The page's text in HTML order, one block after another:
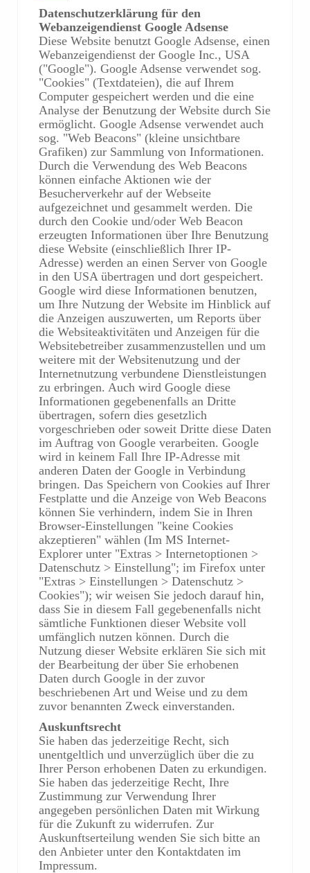
Datenschutzerklärung für den
Webanzeigendienst Google Adsense
Diese Website benutzt Google Adsense, einen
Webanzeigendienst der Google Inc., USA
("Google"). Google Adsense verwendet sog.
"Cookies" (Textdateien), die auf Ihrem
Computer gespeichert werden und die eine
Analyse der Benutzung der Website durch Sie
ermöglicht. Google Adsense verwendet auch
sog. "Web Beacons" (kleine unsichtbare
Grafiken) zur Sammlung von Informationen.
Durch die Verwendung des Web Beacons
können einfache Aktionen wie der
Besucherverkehr auf der Webseite
aufgezeichnet und gesammelt werden. Die
durch den Cookie und/oder Web Beacon
erzeugten Informationen über Ihre Benutzung
diese Website (einschließlich Ihrer IP-
Adresse) werden an einen Server von Google
in den USA übertragen und dort gespeichert.
Google wird diese Informationen benutzen,
um Ihre Nutzung der Website im Hinblick auf
die Anzeigen auszuwerten, um Reports über
die Websiteaktivitäten und Anzeigen für die
Websitebetreiber zusammenzustellen und um
weitere mit der Websitenutzung und der
Internetnutzung verbundene Dienstleistungen
zu erbringen. Auch wird Google diese
Informationen gegebenenfalls an Dritte
übertragen, sofern dies gesetzlich
vorgeschrieben oder soweit Dritte diese Daten
im Auftrag von Google verarbeiten. Google
wird in keinem Fall Ihre IP-Adresse mit
anderen Daten der Google in Verbindung
bringen. Das Speichern von Cookies auf Ihrer
Festplatte und die Anzeige von Web Beacons
können Sie verhindern, indem Sie in Ihren
Browser-Einstellungen "keine Cookies
akzeptieren" wählen (Im MS Internet-
Explorer unter "Extras > Internetoptionen >
Datenschutz > Einstellung"; im Firefox unter
"Extras > Einstellungen > Datenschutz >
Cookies"); wir weisen Sie jedoch darauf hin,
dass Sie in diesem Fall gegebenenfalls nicht
sämtliche Funktionen dieser Website voll
umfänglich nutzen können. Durch die
Nutzung dieser Website erklären Sie sich mit
der Bearbeitung der über Sie erhobenen
Daten durch Google in der zuvor
beschriebenen Art und Weise und zu dem
zuvor benannten Zweck einverstanden.
Auskunftsrecht
Sie haben das jederzeitige Recht, sich
unentgeltlich und unverzüglich über die zu
Ihrer Person erhobenen Daten zu erkundigen.
Sie haben das jederzeitige Recht, Ihre
Zustimmung zur Verwendung Ihrer
angegeben persönlichen Daten mit Wirkung
für die Zukunft zu widerrufen. Zur
Auskunftserteilung wenden Sie sich bitte an
den Anbieter unter den Kontaktdaten im
Impressum.